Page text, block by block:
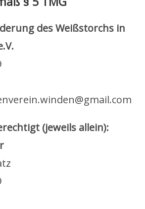
des Weißstorchs in
(jeweils allein):